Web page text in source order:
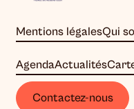
Mentions légalesQui
AgendaActualités
Contactez-nous